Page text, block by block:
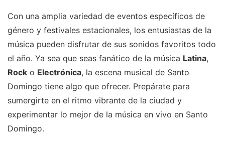
Con una amplia variedad de eventos específicos de
género y festivales estacionales, los entusiastas de la
música pueden disfrutar de sus sonidos favoritos todo
el año. Ya sea que seas fanático de la música Latina,
Rock o Electrónica, la escena musical de Santo
Domingo tiene algo que ofrecer. Prepárate para
sumergirte en el ritmo vibrante de la ciudad y
experimentar lo mejor de la música en vivo en Santo
Domingo.